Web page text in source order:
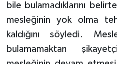
bile bulamadıklarını
mesleğinin yok olma
kaldığını söyledi.
bulamamaktan